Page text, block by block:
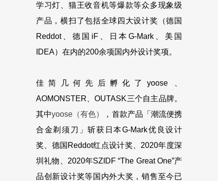
学习灯、猫王收音机等爆款等众多现象级
产品，横扫了包括全球四大设计奖（德国
Reddot、德国iF、日本G-Mark、美国
IDEA）在内的200余项国内外设计奖项。
佳简几何先后孵化了yoose 、
AOMONSTER、OUTASK三个自主品牌。
其中yoose（有色）
，首款产品「潮流便携
合金剃须刀」斩获日本G-Mark优良设计
奖、德国Reddot红点设计奖、2020年度深
圳礼物、2020年SZIDF “The Great One”产
品创新设计奖等国内外大奖，销售至今已